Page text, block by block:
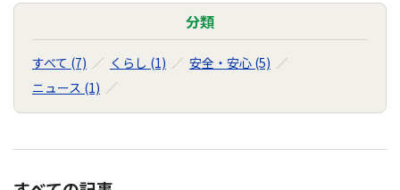
分類
すべて (7) くらし (1)
安全・安心 (5)
ニュース (1)